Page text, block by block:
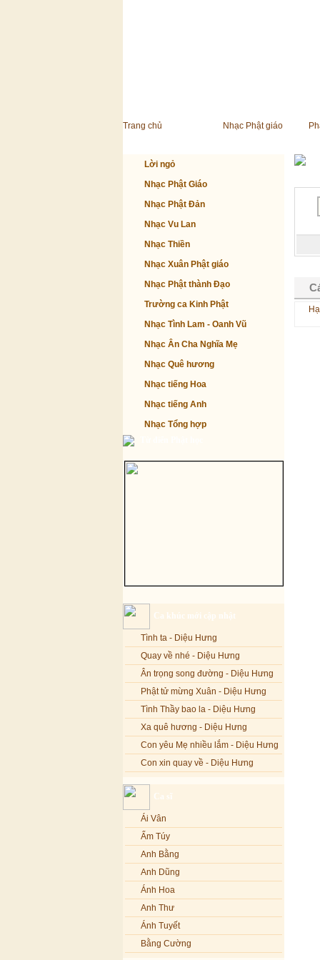
Trang chủ Nhạc Phật giáo
Lời ngỏ
Nhạc Phật Giáo
Nhạc Phật Đản
Nhạc Vu Lan
Nhạc Thiền
Nhạc Xuân Phật giáo
Nhạc Phật thành Đạo
Trường ca Kinh Phật
Nhạc Tình Lam - Oanh Vũ
Nhạc Ân Cha Nghĩa Mẹ
Nhạc Quê hương
Nhạc tiếng Hoa
Nhạc tiếng Anh
Nhạc Tổng hợp
Ca khúc mới cập nhật
Tình ta - Diệu Hưng
Quay về nhé - Diệu Hưng
Ân trọng song đường - Diệu Hưng
Phật tử mừng Xuân - Diệu Hưng
Tình Thầy bao la - Diệu Hưng
Xa quê hương - Diệu Hưng
Con yêu Mẹ nhiều lắm - Diệu Hưng
Con xin quay về - Diệu Hưng
Nếu xa Phật - Diệu Hưng
Tình Lam - Kim Khánh & Hoàng
Vĩnh
Xin cho con niềm tin - Kim Linh
Quán Âm Mẹ hiền - Kim Linh
Nhạc niệm Nam Mô A Di Đà Phật -
Kim Linh
Mẹ Từ Bi - Kim Linh
12 Lời nguyện của Bồ tát Quán Thế
Âm - Kim Linh
Ca sĩ
Ái Vân
Ẩm Túy
Anh Bằng
Anh Dũng
Ánh Hoa
Anh Thư
Ánh Tuyết
Bằng Cường